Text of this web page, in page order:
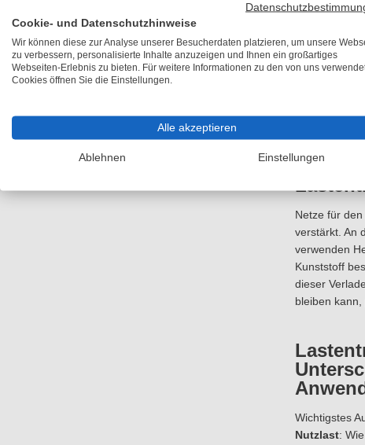
Mo. - Do.
07:30 - 17:00 Uhr
Fr.
07:30 - 15:00 Uhr
E-Mail Kontakt
kundenservice@hawego.de
Kontakt hinzufügen
Kontaktdaten (V-Card)
Unter allen
übrigen
Das
Ladegutes
Kran,
Netze für
verstärkt. An
verwenden
Kunststoff
dieser
bleiben
Wichtigstes
Nutzlast:
Cookie- und Datenschutzhinweise
Wir können diese zur Analyse unserer Besucherdaten platzieren, um unsere
zu verbessern, personalisierte Inhalte anzuzeigen und Ihnen ein großartiges
Webseiten-Erlebnis zu bieten. Für weitere Informationen zu den von uns
Cookies öffnen Sie die Einstellungen.
Alle akzeptieren
Ablehnen Einstellungen